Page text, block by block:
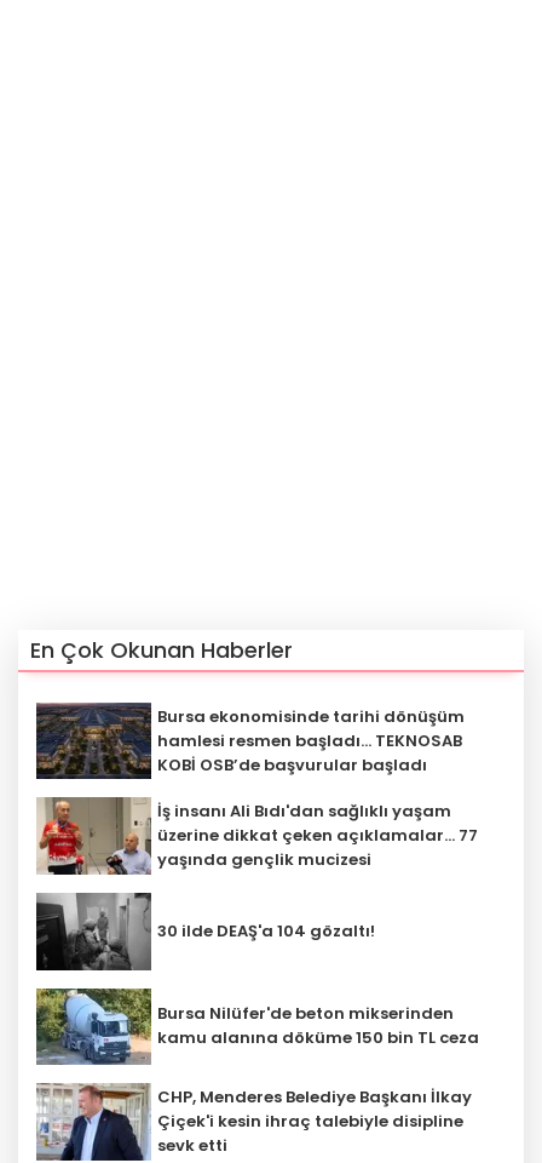
En Çok Okunan Haberler
Bursa ekonomisinde tarihi dönüşüm
hamlesi resmen başladı... TEKNOSAB
KOBİ OSB’de başvurular başladı
İş insanı Ali Bıdı'dan sağlıklı yaşam
üzerine dikkat çeken açıklamalar... 77
yaşında gençlik mucizesi
30 ilde DEAŞ'a 104 gözaltı!
Bursa Nilüfer'de beton mikserinden
kamu alanına döküme 150 bin TL ceza
CHP, Menderes Belediye Başkanı İlkay
Çiçek'i kesin ihraç talebiyle disipline
sevk etti